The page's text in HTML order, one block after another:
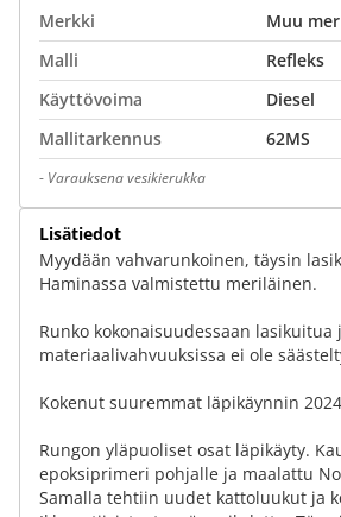
Merkki
Muu
Malli
Refleks
Käyttövoima
Diesel
Mallitarkennus
62MS
- Varauksena vesikierukka
Lisätiedot
Myydään vahvarunkoinen, täysin
Haminassa valmistettu meriläinen.
Runko kokonaisuudessaan lasikuitua
materiaalivahvuuksissa ei ole
Kokenut suuremmat läpikäynnin
Rungon yläpuoliset osat läpikäyty.
epoksiprimeri pohjalle ja maalattu
Samalla tehtiin uudet kattoluukut ja